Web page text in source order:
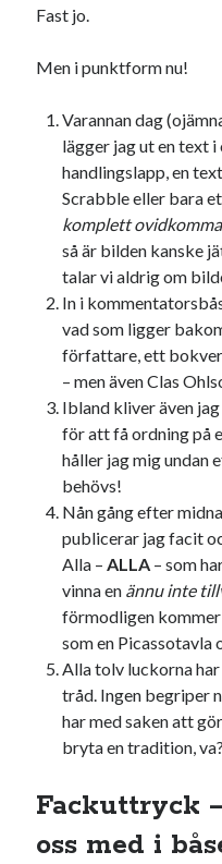
Fast jo.
Men i punktform nu!
Varannan dag
lägger jag ut en text i
handlingslapp, en
Scrabble eller bara
komplett
så är bilden kanske
talar vi aldrig om
In i
vad som ligger
författare, ett
– men även Clas
Ibland kliver även
för att få ordning på
håller jag mig undan
behövs!
Nån gång efter
publicerar jag facit
Alla – ALLA – som
vinna en ännu inte
förmodligen
som en Picassotavla
Alla tolv luckorna
tråd. Ingen begriper
har med saken att
bryta en tradition, va?
Fackuttryck
oss med i